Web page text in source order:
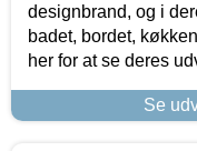
designbrand, og i
badet, bordet,
her for at se deres
Se